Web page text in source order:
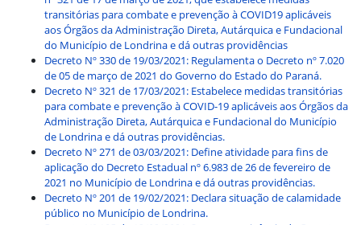
transitórias para combate e prevenção à COVID19 aplicáveis
aos Órgãos da Administração Direta, Autárquica e Fundacional
do Município de Londrina e dá outras providências
Decreto Nº 330 de 19/03/2021: Regulamenta o Decreto nº 7.020
de 05 de março de 2021 do Governo do Estado do Paraná.
Decreto Nº 321 de 17/03/2021: Estabelece medidas transitórias
para combate e prevenção à COVID-19 aplicáveis aos Órgãos da
Administração Direta, Autárquica e Fundacional do Município
de Londrina e dá outras providências.
Decreto Nº 271 de 03/03/2021: Define atividade para fins de
aplicação do Decreto Estadual nº 6.983 de 26 de fevereiro de
2021 no Município de Londrina e dá outras providências.
Decreto Nº 201 de 19/02/2021: Declara situação de calamidade
público no Município de Londrina.